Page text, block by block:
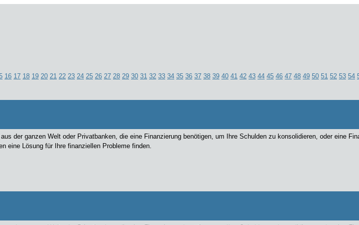
16 17 18 19 20 21 22 23 24 25 26 27 28 29 30 31 32 33 34 35 36 37 38 39 40 41 42 43 44 45 46 47 48 49 50 51 52 53 54
der ganzen Welt oder Privatbanken, die eine Finanzierung benötigen, um Ihre Schulden zu konsolidieren, oder eine
eine Lösung für Ihre finanziellen Probleme finden.